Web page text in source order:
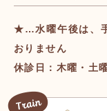
★…水曜午後は、
おりません
休診日：木曜・土